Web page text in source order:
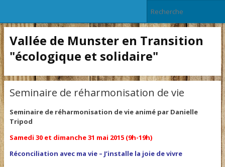
Vallée de Munster en Transition
"écologique et solidaire"
Seminaire de réharmonisation de vie
Seminaire de réharmonisation de vie animé par Danielle
Tripod
Samedi 30 et dimanche 31 mai 2015 (9h-19h)
Réconciliation avec ma vie – J’installe la joie de vivre